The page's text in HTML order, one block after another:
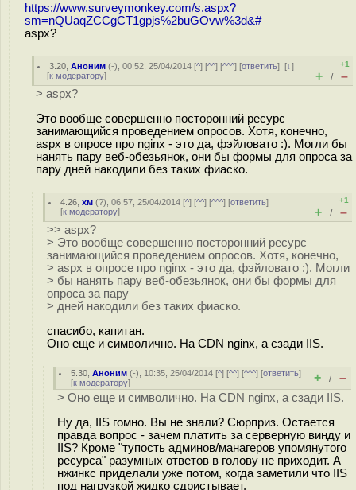
https://www.surveymonkey.com/s.aspx?
sm=nQUaqZCCgCT1gpjs%2buGOvw%3d&#
aspx?
3.20 ,Аноним (-), 00:52, 25/04/2014 [^] [^^] [^^^] [ответить][↓]
[к модератору]
+1
+ / –
> aspx?
Это вообще совершенно посторонний ресурс
занимающийся проведением опросов. Хотя, конечно,
aspx в опросе про nginx - это да, фэйловато :). Могли бы
нанять пару веб-обезьянок, они бы формы для опроса за
пару дней накодили без таких фиаско.
4.26 ,хм (?), 06:57, 25/04/2014 [^] [^^] [^^^] [ответить]
[к модератору]
+1
+ / –
>> aspx?
> Это вообще совершенно посторонний ресурс
занимающийся проведением опросов. Хотя, конечно,
> aspx в опросе про nginx - это да, фэйловато :). Могли
> бы нанять пару веб-обезьянок, они бы формы для
опроса за пару
> дней накодили без таких фиаско.
спасибо, капитан.
Оно еще и символично. На CDN nginx, а сзади IIS.
5.30 ,Аноним (-), 10:35, 25/04/2014 [^] [^^] [^^^] [ответить]
[к модератору] + / –
> Оно еще и символично. На CDN nginx, а сзади IIS.
Ну да, IIS гомно. Вы не знали? Сюрприз. Остается
правда вопрос - зачем платить за серверную винду и
IIS? Кроме "тyпость админов/манагеров упомянутого
ресурса" разумных ответов в голову не приходит. А
нжинкс приделали уже потом, когда заметили что IIS
под нагрузкой жидко сдpиcтывает.